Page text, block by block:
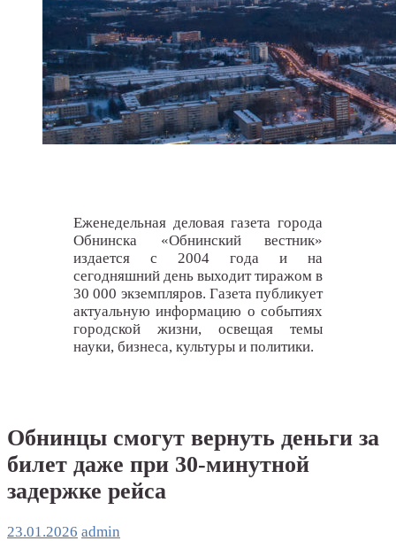
Еженедельная деловая газета города
Обнинска «Обнинский вестник»
издается с 2004 года и на
сегодняшний день выходит тиражом в
30 000 экземпляров. Газета публикует
актуальную информацию о событиях
городской жизни, освещая темы
науки, бизнеса, культуры и политики.
Обнинцы смогут вернуть деньги за
билет даже при 30-минутной
задержке рейса
23.01.2026 admin